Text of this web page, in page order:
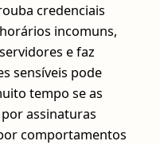
credenciais
incomuns,
e faz
sensíveis pode
tempo se as
assinaturas
comportamentos